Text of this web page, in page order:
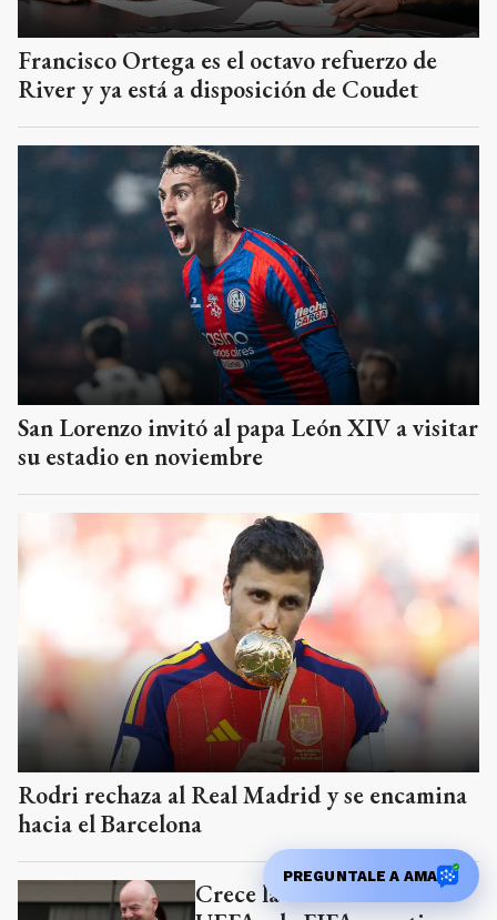
Francisco Ortega es el octavo refuerzo de
River y ya está a disposición de Coudet
San Lorenzo invitó al papa León XIV a visitar
su estadio en noviembre
Rodri rechaza al Real Madrid y se encamina
hacia el Barcelona
Crece la tensión entre la
PREGUNTALE A AMA